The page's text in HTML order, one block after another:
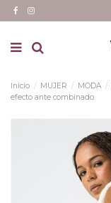
Inicio MUJER MODA
efecto ante combinado